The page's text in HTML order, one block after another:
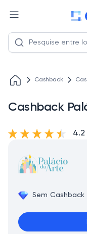
Cashback
Cashback
Sem Cashback
4.2